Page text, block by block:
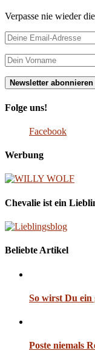
Verpasse nie wieder
Folge uns!
Facebook
Werbung
Chevalie ist ein
Beliebte Artikel
So wirst Du
Poste niemals